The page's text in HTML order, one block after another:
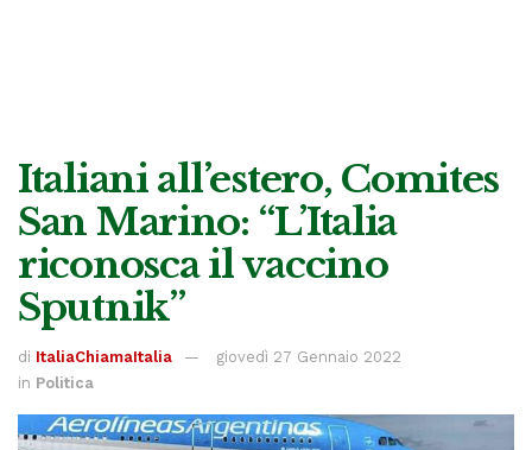
Italiani all’estero, Comites
San Marino: “L’Italia
riconosca il vaccino
Sputnik”
di ItaliaChiamaItalia
giovedì 27 Gennaio 2022
in Politica